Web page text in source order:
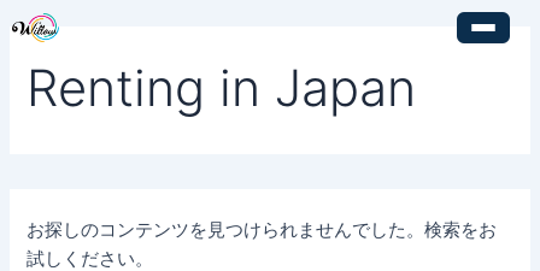
Renting in Japan
お探しのコンテンツを見つけられませんでした。検索をお
試しください。
検
索
象: